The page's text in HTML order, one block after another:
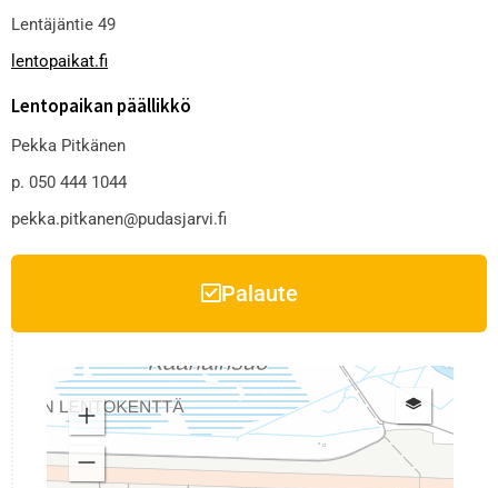
Lentäjäntie 49
lentopaikat.fi
Lentopaikan päällikkö
Pekka Pitkänen
p. 050 444 1044
pekka.pitkanen@pudasjarvi.fi
Palaute